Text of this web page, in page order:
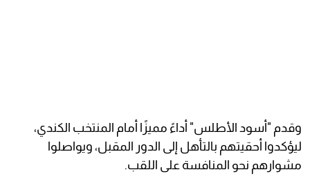
وقدم "أسود الأطلس" أداءً مميزًا أمام المنتخب الكندي،
ليؤكدوا أحقيتهم بالتأهل إلى الدور المقبل، ويواصلوا
مشوارهم نحو المنافسة على اللقب.